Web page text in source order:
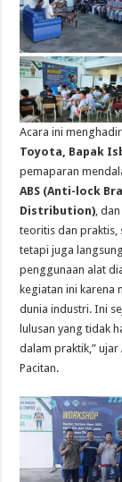
Acara ini
Toyota, Bapak
pemaparan
ABS (Anti-lock
Distribution) , dan
teoritis dan praktis,
tetapi juga
penggunaan alat
kegiatan ini karena
dunia industri. Ini
lulusan yang tidak
dalam praktik,” ujar
Pacitan.